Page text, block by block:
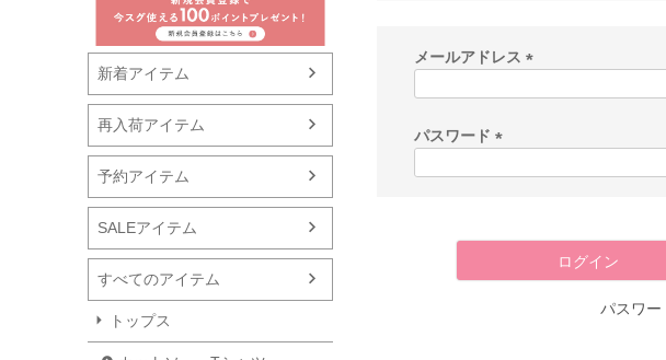
新着アイテム
再入荷アイテム
予約アイテム
SALEアイテム
すべてのアイテム
トップス
メールアドレス
)
パスワード
ログイン
パスワー